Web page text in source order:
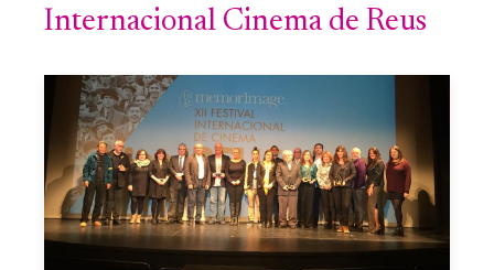
Internacional Cinema de Reus